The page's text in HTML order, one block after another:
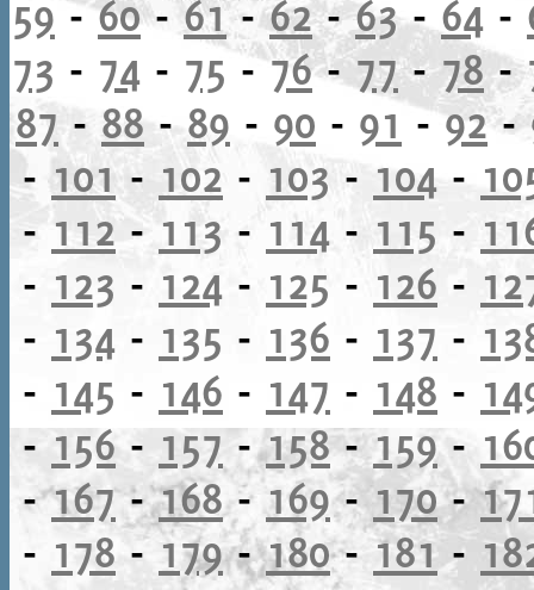
59 -60-61-62-63- 64 -
73 - 74 - 75 -76-77-78-
87 - 88 - 89 - 90 - 91 -92-
-101- 102 - 103- 104 -
- 112-113 - 114 - 115 -
- 123 - 124 - 125 - 126 -
- 134 - 135 - 136 - 137 -
- 145 - 146 - 147 - 148 -
-156-157-158-159-
-167-168-169-170-
- 178 - 179-180-181-